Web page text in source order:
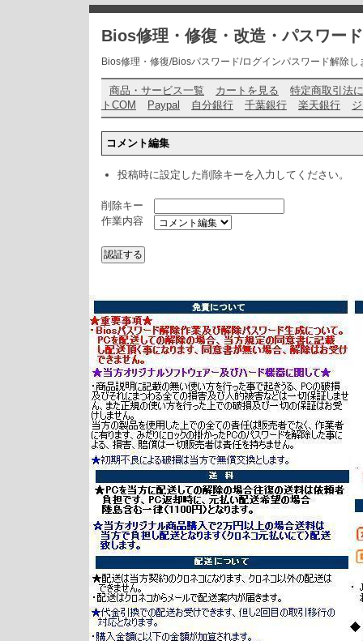
Bios修理・修復・改造・パスワー
Bios修理・修復/Biosパスワード/ログインパスワード解除
商品・サービス一覧 カートを見る
特定商取引法
トCOM
Paypal 自分銀行 千葉銀行 楽天銀行
コメント編集
投稿時に設定した削除キーを入力してください。
削除キー
作業内容